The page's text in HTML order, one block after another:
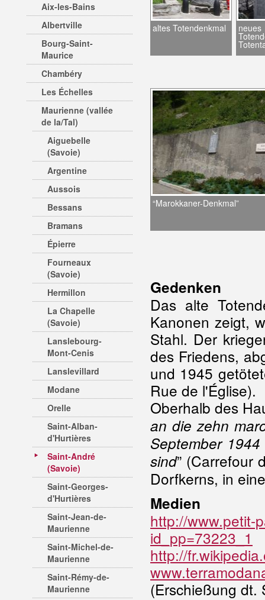
Aix-les-Bains
Albertville
Bourg-Saint-
Maurice
Chambéry
Les Échelles
Maurienne (vallée
de la/Tal)
Aiguebelle
(Savoie)
Argentine
Aussois
Bessans
Bramans
Épierre
Fourneaux
(Savoie)
Hermillon
La Chapelle
(Savoie)
Lanslebourg-
Mont-Cenis
Lanslevillard
Modane
Orelle
Saint-Alban-
d'Hurtières
Saint-André
(Savoie)
Saint-Georges-
d'Hurtières
Saint-Jean-de-
Maurienne
Saint-Michel-de-
Maurienne
Saint-Rémy-de-
Maurienne
altes Totendenkmal neues
“Marokkaner-Denkmal”
Gedenken
Das alte
Kanonen zeigt,
Stahl. Der
des Friedens,
und 1945
Rue de l'Église).
Oberhalb des
an die zehn
September
sind” (Carrefour
Dorfkerns, in
Medien
http://www.petit-
id_pp=73223_1
http://
(Erschießung dt.